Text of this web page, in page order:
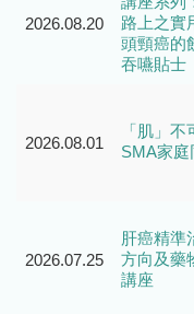
2026.08.20
路上之實
頭頸癌的
吞嚥貼士
2026.08.01
「肌」不
SMA家庭
2026.07.25
肝癌精準
方向及藥
講座